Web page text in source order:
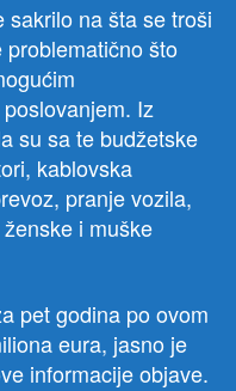
sakrilo na šta se troši
što
Iz
su sa te budžetske
kablovska
pranje vozila,
i muške
pet godina po ovom
eura, jasno je
informacije objave.